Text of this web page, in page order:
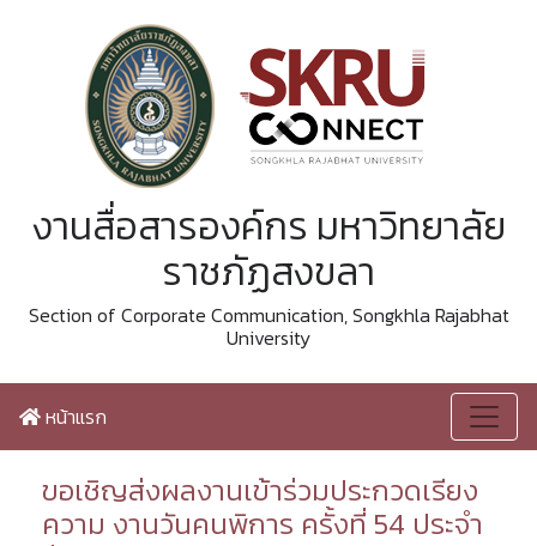
งานสื่อสารองค์กร มหาวิทยาลัย
ราชภัฏสงขลา
Section of Corporate Communication, Songkhla Rajabhat
University
หน้าแรก
ขอเชิญส่งผลงานเข้าร่วมประกวดเรียง
ความ งานวันคนพิการ ครั้งที่ 54 ประจำ